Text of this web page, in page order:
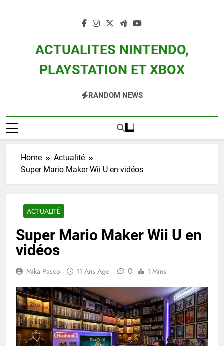
ACTUALITES NINTENDO,
PLAYSTATION ET XBOX
Zelda, Splatoon, Pokemon Entre Autres
RANDOM NEWS
Home
Actualité
Super Mario Maker Wii U en vidéos
ACTUALITÉ
Super Mario Maker Wii U en
vidéos
Mika Pasco 11 Ans Ago 0 1 Mins